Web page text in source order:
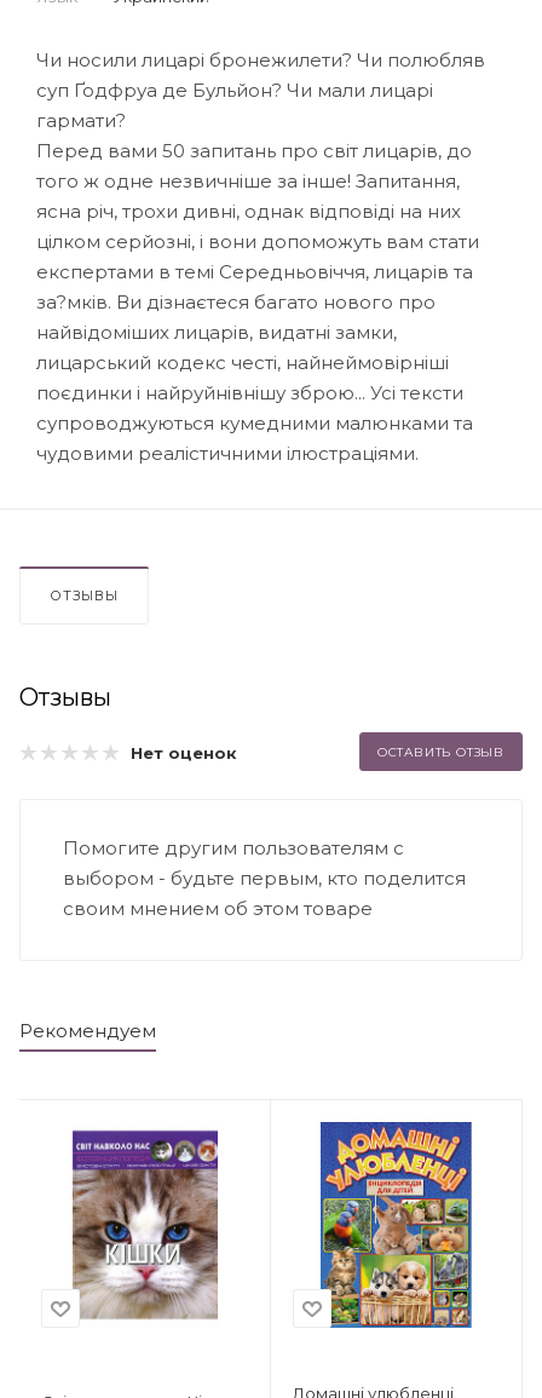
Чи носили лицарі бронежилети? Чи полюбляв
суп Ґодфруа де Бульйон? Чи мали лицарі
гармати?
Перед вами 50 запитань про світ лицарів, до
того ж одне незвичніше за інше! Запитання,
ясна річ, трохи дивні, однак відповіді на них
цілком серйозні, і вони допоможуть вам стати
експертами в темі Середньовіччя, лицарів та
за?мків. Ви дізнаєтеся багато нового про
найвідоміших лицарів, видатні замки,
лицарський кодекс честі, найнеймовірніші
поєдинки і найруйнівнішу зброю... Усі тексти
супроводжуються кумедними малюнками та
чудовими реалістичними ілюстраціями.
ОТЗЫВЫ
Отзывы
Нет оценок ОСТАВИТЬ ОТЗЫВ
Помогите другим пользователям с
выбором - будьте первым, кто поделится
своим мнением об этом товаре
Рекомендуем
Домашні улюбленці.